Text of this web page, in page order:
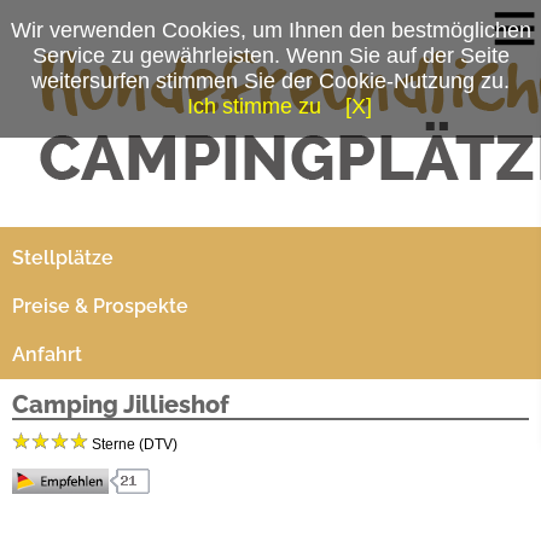
Campingplatzmenü
Stellplätze
Preise & Prospekte
Anfahrt
Camping Jillieshof
Sterne (DTV)
Wir verwenden Cookies, um Ihnen den bestmöglichen
Service zu gewährleisten. Wenn Sie auf der Seite
weitersurfen stimmen Sie der Cookie-Nutzung zu.
Ich stimme zu
[X]